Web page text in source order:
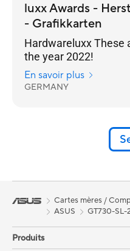
luxx Awards -
- Grafikkarten
Hardwareluxx These are the manufacturers of
the year 2022!
En savoir plus
GERMANY
Cartes mères /
ASUS
GT730-SL-
Produits